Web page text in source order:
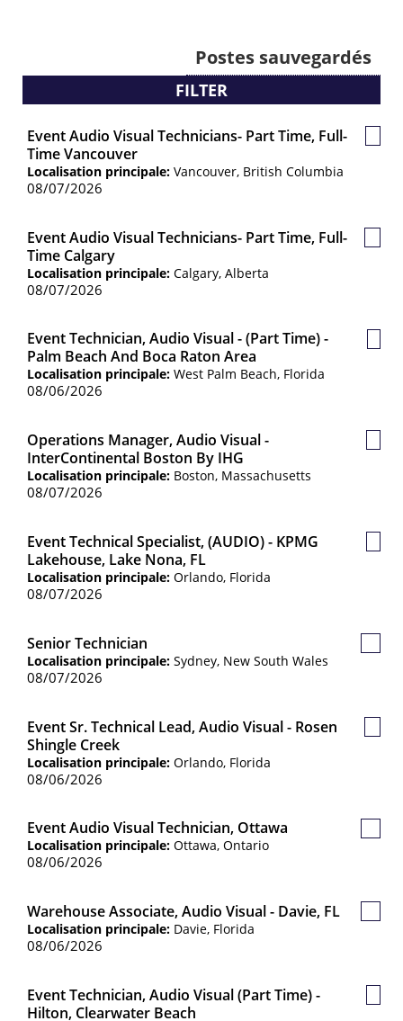
Postes sauvegardés
FILTER
Event Audio Visual Technicians- Part Time, Full-
Time Vancouver
Localisation principale: Vancouver, British Columbia
08/07/2026
Event Audio Visual Technicians- Part Time, Full-
Time Calgary
Localisation principale: Calgary, Alberta
08/07/2026
Event Technician, Audio Visual - (Part Time) -
Palm Beach And Boca Raton Area
Localisation principale: West Palm Beach, Florida
08/06/2026
Operations Manager, Audio Visual -
InterContinental Boston By IHG
Localisation principale: Boston, Massachusetts
08/07/2026
Event Technical Specialist, (AUDIO) - KPMG
Lakehouse, Lake Nona, FL
Localisation principale: Orlando, Florida
08/07/2026
Senior Technician
Localisation principale: Sydney, New South Wales
08/07/2026
Event Sr. Technical Lead, Audio Visual - Rosen
Shingle Creek
Localisation principale: Orlando, Florida
08/06/2026
Event Audio Visual Technician, Ottawa
Localisation principale: Ottawa, Ontario
08/06/2026
Warehouse Associate, Audio Visual - Davie, FL
Localisation principale: Davie, Florida
08/06/2026
Event Technician, Audio Visual (Part Time) -
Hilton, Clearwater Beach